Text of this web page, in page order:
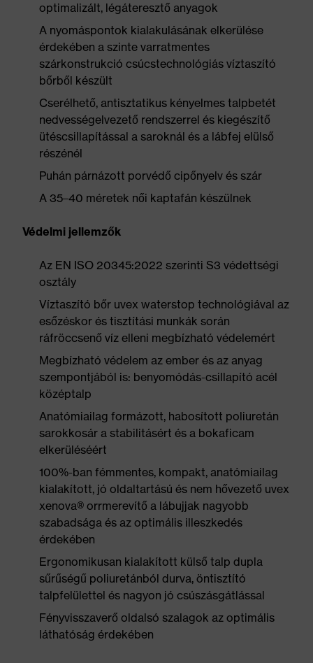
optimalizált, légáteresztő anyagok
A nyomáspontok kialakulásának elkerülése
érdekében a szinte varratmentes
szárkonstrukció csúcstechnológiás víztaszító
bőrből készült
Cserélhető, antisztatikus kényelmes talpbetét
nedvességelvezető rendszerrel és kiegészítő
ütéscsillapítással a saroknál és a lábfej elülső
részénél
Puhán párnázott porvédő cipőnyelv és szár
A 35–40 méretek női kaptafán készülnek
Védelmi jellemzők
Az EN ISO 20345:2022 szerinti S3 védettségi
osztály
Víztaszító bőr uvex waterstop technológiával az
esőzéskor és tisztítási munkák során
ráfröccsenő víz elleni megbízható védelemért
Megbízható védelem az ember és az anyag
szempontjából is: benyomódás-csillapító acél
középtalp
Anatómiailag formázott, habosított poliuretán
sarokkosár a stabilitásért és a bokaficam
elkerüléséért
100%-ban fémmentes, kompakt, anatómiailag
kialakított, jó oldaltartású és nem hővezető uvex
xenova® orrmerevítő a lábujjak nagyobb
szabadsága és az optimális illeszkedés
érdekében
Ergonomikusan kialakított külső talp dupla
sűrűségű poliuretánból durva, öntisztító
talpfelülettel és nagyon jó csúszásgátlással
Fényvisszaverő oldalsó szalagok az optimális
láthatóság érdekében